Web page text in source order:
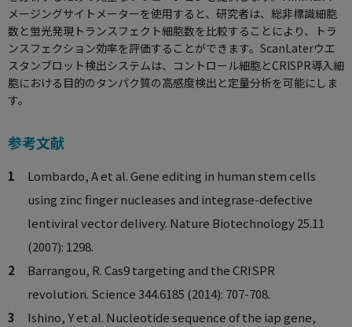
メージングサイトメーターを使用すると、研究者は、総非標識細胞
数と蛍光発現トランスフェクト細胞数を比較することにより、トラ
ンスフェクション効率を評価することができます。 ScanLaterウエ
スタンブロット検出システムは、コントロール細胞とCRISPR導入細
胞における目的のタンパク質の高感度検出と定量分析を可能にしま
す。
参考文献
Lombardo, A et al. Gene editing in human stem cells
using zinc finger nucleases and integrase-defective
lentiviral vector delivery. Nature Biotechnology25.11
(2007): 1298.
Barrangou, R. Cas9 targeting and the CRISPR
revolution. Science344.6185 (2014): 707-708.
Ishino, Y et al. Nucleotide sequence of the iap gene,